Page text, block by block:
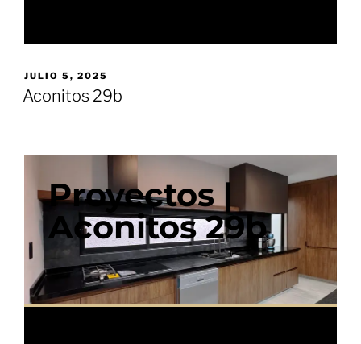
JULIO 5, 2025
Aconitos 29b
Proyectos |
Aconitos 29b